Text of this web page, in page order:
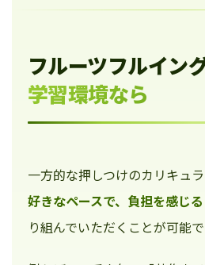
フルーツフルイン
学習環境なら
一方的な押しつけのカリキュラ
好きなペースで、負担を感じ
り組んでいただくことが可能で